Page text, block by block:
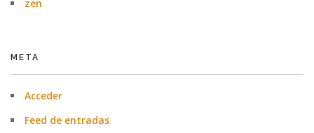
zen
META
Acceder
Feed de entradas